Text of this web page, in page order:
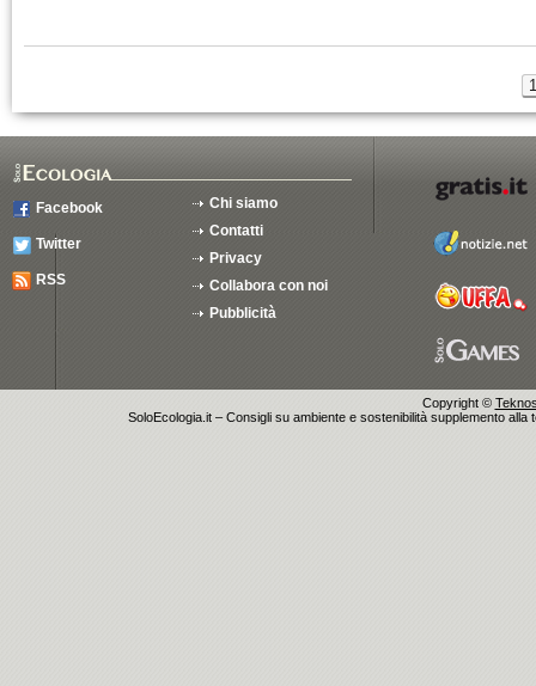
1
Facebook
Twitter
RSS
Chi siamo
Contatti
Privacy
Collabora con noi
Pubblicità
Copyright ©
SoloEcologia.it – Consigli su ambiente e sostenibilità supplemento